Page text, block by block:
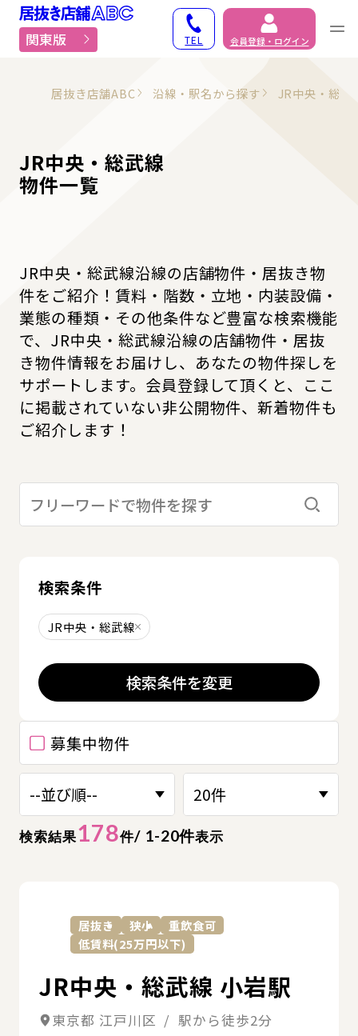
居抜き物件・貸店舗で
関東版 TEL 会員登録・ログイン
居抜き店舗ABC 沿線・駅名から探す JR中央・総武
JR中央・総武線
物件一覧
JR中央・総武線沿線の店舗物件・居抜き物
件をご紹介！賃料・階数・立地・内装設備・
業態の種類・その他条件など豊富な検索機能
で、JR中央・総武線沿線の店舗物件・居抜
き物件情報をお届けし、あなたの物件探しを
サポートします。会員登録して頂くと、ここ
に掲載されていない非公開物件、新着物件も
ご紹介します！
検索結果178件/ 1-20件表示
募集中物件
居抜き 狭小
重飲食可
低賃料(25万円以下)
JR中央・総武線 小岩駅
東京都 江戸川区 / 駅から徒歩2分
検索す
検索条件
JR中央・総武線削除する
検索条件を変更